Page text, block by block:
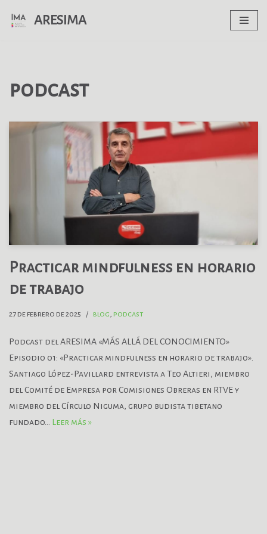
ARESIMA
podcast
Practicar mindfulness en horario
de trabajo
27 de febrero de 2025 blog, podcast
Podcast del ARESIMA «MÁS ALLÁ DEL CONOCIMIENTO»
Episodio 01: «Practicar mindfulness en horario de trabajo».
Santiago López-Pavillard entrevista a Teo Altieri, miembro
del Comité de Empresa por Comisiones Obreras en RTVE y
miembro del Círculo Niguma, grupo budista tibetano
fundado… Leer más »